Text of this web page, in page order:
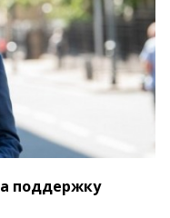
поддержку